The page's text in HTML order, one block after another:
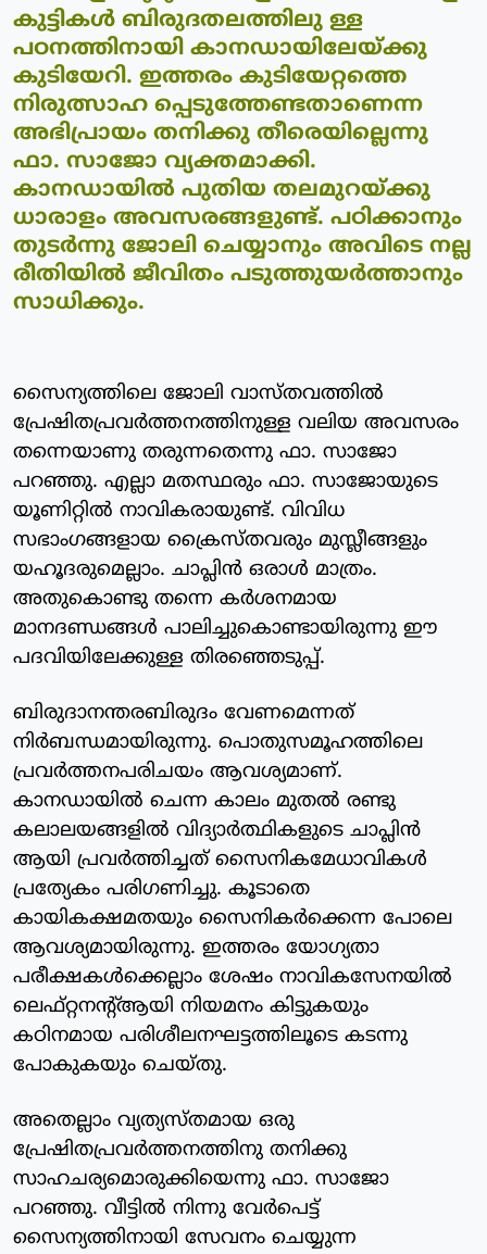
കുട്ടികള്‍ ബിരുദതലത്തിലു ള്ള
പഠനത്തിനായി കാനഡായിലേയ്ക്കു
കുടിയേറി. ഇത്തരം കുടിയേറ്റത്തെ
നിരുത്സാഹ പ്പെടുത്തേണ്ടതാണെന്ന
അഭിപ്രായം തനിക്കു തീരെയില്ലെന്നു
ഫാ. സാജോ വ്യക്തമാക്കി.
കാനഡായില്‍ പുതിയ തലമുറയ്ക്കു
ധാരാളം അവസരങ്ങളുണ്ട്. പഠിക്കാനും
തുടര്‍ന്നു ജോലി ചെയ്യാനും അവിടെ നല്ല
രീതിയില്‍ ജീവിതം പടുത്തുയര്‍ത്താനും
സാധിക്കും.
സൈന്യത്തിലെ ജോലി വാസ്തവത്തില്‍
പ്രേഷിതപ്രവര്‍ത്തനത്തിനുള്ള വലിയ അവസരം
തന്നെയാണു തരുന്നതെന്നു ഫാ. സാജോ
പറഞ്ഞു. എല്ലാ മതസ്ഥരും ഫാ. സാജോയുടെ
യൂണിറ്റില്‍ നാവികരായുണ്ട്. വിവിധ
സഭാംഗങ്ങളായ ക്രൈസ്തവരും മുസ്ലീങ്ങളും
യഹൂദരുമെല്ലാം. ചാപ്ലിന്‍ ഒരാള്‍ മാത്രം.
അതുകൊണ്ടു തന്നെ കര്‍ശനമായ
മാനദണ്ഡങ്ങള്‍ പാലിച്ചുകൊണ്ടായിരുന്നു ഈ
പദവിയിലേക്കുള്ള തിരഞ്ഞെടുപ്പ്.
ബിരുദാനന്തരബിരുദം വേണമെന്നത്
നിര്‍ബന്ധമായിരുന്നു. പൊതുസമൂഹത്തിലെ
പ്രവര്‍ത്തനപരിചയം ആവശ്യമാണ്.
കാനഡായില്‍ ചെന്ന കാലം മുതല്‍ രണ്ടു
കലാലയങ്ങളില്‍ വിദ്യാര്‍ത്ഥികളുടെ ചാപ്ലിന്‍
ആയി പ്രവര്‍ത്തിച്ചത് സൈനികമേധാവികള്‍
പ്രത്യേകം പരിഗണിച്ചു. കൂടാതെ
കായികക്ഷമതയും സൈനികര്‍ക്കെന്ന പോലെ
ആവശ്യമായിരുന്നു. ഇത്തരം യോഗ്യതാ
പരീക്ഷകള്‍ക്കെല്ലാം ശേഷം നാവികസേനയില്‍
ലെഫ്റ്റനന്റ്ആയി നിയമനം കിട്ടുകയും
കഠിനമായ പരിശീലനഘട്ടത്തിലൂടെ കടന്നു
പോകുകയും ചെയ്തു.
അതെല്ലാം വ്യത്യസ്തമായ ഒരു
പ്രേഷിതപ്രവര്‍ത്തനത്തിനു തനിക്കു
സാഹചര്യമൊരുക്കിയെന്നു ഫാ. സാജോ
പറഞ്ഞു. വീട്ടില്‍ നിന്നു വേര്‍പെട്ട്
സൈന്യത്തിനായി സേവനം ചെയ്യുന്ന